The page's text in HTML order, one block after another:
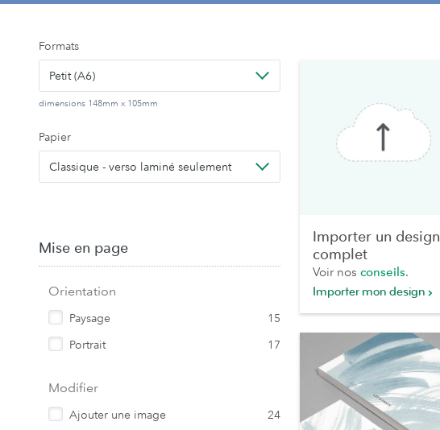
Formats
Petit (A6)
dimensions 148mm x 105mm
Papier
Classique - verso laminé seulement
Mise en page
Orientation
Paysage
15
Portrait
17
Modifier
Ajouter une image 24
Importer un design
complet
Voir nos conseils.
Importer mon design